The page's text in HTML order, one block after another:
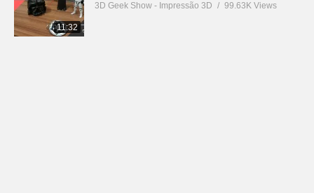
11:32
3D Geek Show - Impressão 3D 99.63K Views